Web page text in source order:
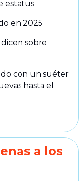
estatus
en 2025
sobre
con un suéter
hasta el
a los